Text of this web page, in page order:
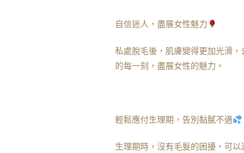
自信迷人，盡展女性魅力
私處脫毛後，肌膚變得更加光滑
的每一刻，盡展女性的魅力。
輕鬆應付生理期，告別黏膩不適
生理期時，沒有毛髮的困擾，可